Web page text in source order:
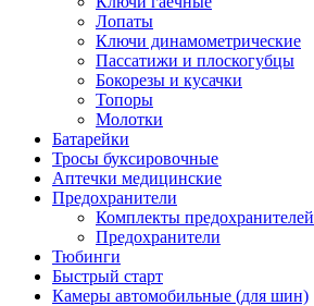
Лопаты
Ключи динамометрические
Пассатижи и плоскогубцы
Бокорезы и кусачки
Топоры
Молотки
Батарейки
Тросы буксировочные
Аптечки медицинские
Предохранители
Комплекты предохранителей
Предохранители
Тюбинги
Быстрый старт
Камеры автомобильные (для шин)